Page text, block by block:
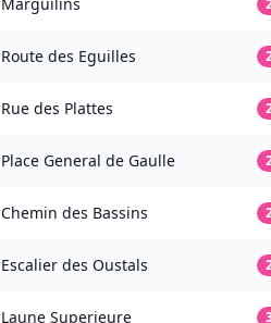
Marguilins
Route des Eguilles
Rue des Plattes
Place General de Gaulle
Chemin des Bassins
Escalier des Oustals
Laune Superieure